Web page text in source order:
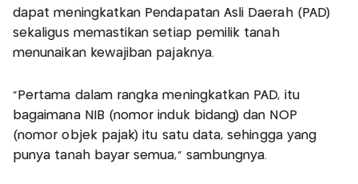
dapat meningkatkan Pendapatan Asli Daerah (PAD)
sekaligus memastikan setiap pemilik tanah
menunaikan kewajiban pajaknya.
"Pertama dalam rangka meningkatkan PAD, itu
bagaimana NIB (nomor induk bidang) dan NOP
(nomor objek pajak) itu satu data, sehingga yang
punya tanah bayar semua," sambungnya.